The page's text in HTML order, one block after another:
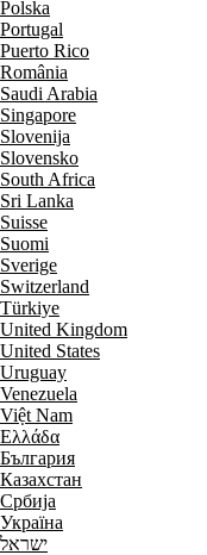
Polska
Portugal
Puerto Rico
România
Saudi Arabia
Singapore
Slovenija
Slovensko
South Africa
Sri Lanka
Suisse
Suomi
Sverige
Switzerland
Türkiye
United Kingdom
United States
Uruguay
Venezuela
Việt Nam
Ελλάδα
България
Казахстан
Србија
Україна
ישראל